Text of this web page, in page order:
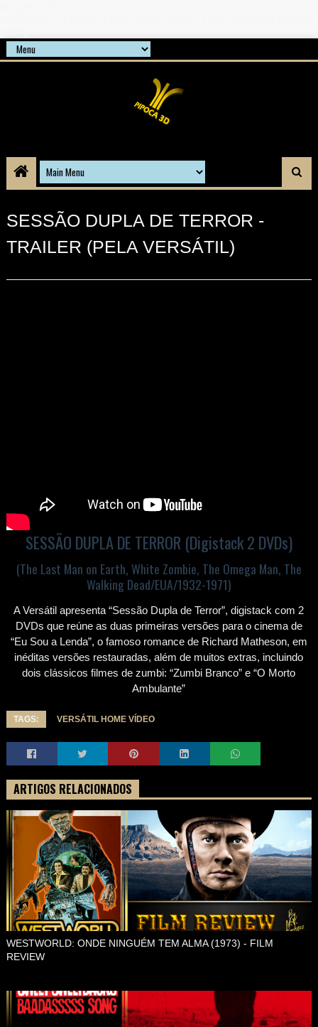
SESSÃO DUPLA DE TERROR -
TRAILER (PELA VERSÁTIL)
SESSÃO DUPLA DE TERROR (Digistack 2 DVDs)
(The Last Man on Earth, White Zombie, The Omega Man, The
Walking Dead/EUA/1932-1971)
A Versátil apresenta “Sessão Dupla de Terror”, digistack com 2
DVDs que reúne as duas primeiras versões para o cinema de
“Eu Sou a Lenda”, o famoso romance de Richard Matheson, em
inéditas versões restauradas, além de muitos extras, incluindo
dois clássicos filmes de zumbi: “Zumbi Branco” e “O Morto
Ambulante”
TAGS: VERSÁTIL HOME VÍDEO
ARTIGOS RELACIONADOS
WESTWORLD: ONDE NINGUÉM TEM ALMA (1973) - FILM
REVIEW